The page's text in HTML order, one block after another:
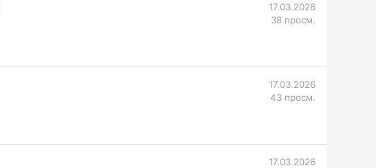
17.03.2026
38 просм.
17.03.2026
43 просм.
17.03.2026